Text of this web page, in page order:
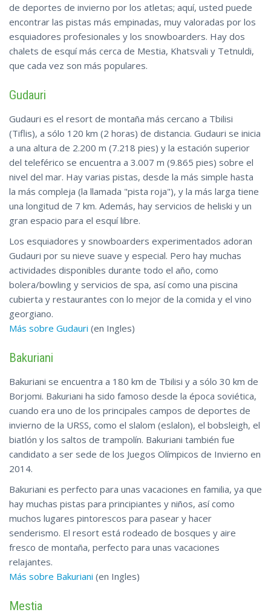
de deportes de invierno por los atletas; aquí, usted puede
encontrar las pistas más empinadas, muy valoradas por los
esquiadores profesionales y los snowboarders. Hay dos
chalets de esquí más cerca de Mestia, Khatsvali y Tetnuldi,
que cada vez son más populares.
Gudauri
Gudauri es el resort de montaña más cercano a Tbilisi
(Tiflis), a sólo 120 km (2 horas) de distancia. Gudauri se inicia
a una altura de 2.200 m (7.218 pies) y la estación superior
del teleférico se encuentra a 3.007 m (9.865 pies) sobre el
nivel del mar. Hay varias pistas, desde la más simple hasta
la más compleja (la llamada "pista roja"), y la más larga tiene
una longitud de 7 km. Además, hay servicios de heliski y un
gran espacio para el esquí libre.
Los esquiadores y snowboarders experimentados adoran
Gudauri por su nieve suave y especial. Pero hay muchas
actividades disponibles durante todo el año, como
bolera/bowling y servicios de spa, así como una piscina
cubierta y restaurantes con lo mejor de la comida y el vino
georgiano.
Más sobre Gudauri (en Ingles)
Bakuriani
Bakuriani se encuentra a 180 km de Tbilisi y a sólo 30 km de
Borjomi. Bakuriani ha sido famoso desde la época soviética,
cuando era uno de los principales campos de deportes de
invierno de la URSS, como el slalom (eslalon), el bobsleigh, el
biatlón y los saltos de trampolín. Bakuriani también fue
candidato a ser sede de los Juegos Olímpicos de Invierno en
2014.
Bakuriani es perfecto para unas vacaciones en familia, ya que
hay muchas pistas para principiantes y niños, así como
muchos lugares pintorescos para pasear y hacer
senderismo. El resort está rodeado de bosques y aire
fresco de montaña, perfecto para unas vacaciones
relajantes.
Más sobre Bakuriani (en Ingles)
Mestia